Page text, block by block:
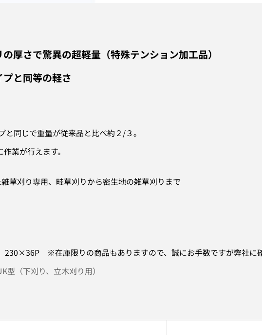
厚さで驚異の超軽量（特殊テンション加工品）
と同等の軽さ
と同じで重量が従来品と比べ約２/３。
業が行えます。
草刈り専用、畦草刈りから密生地の雑草刈りまで
※在庫限りの商品もありますので、誠にお手数ですが弊社に確
型（下刈り、立木刈り用）